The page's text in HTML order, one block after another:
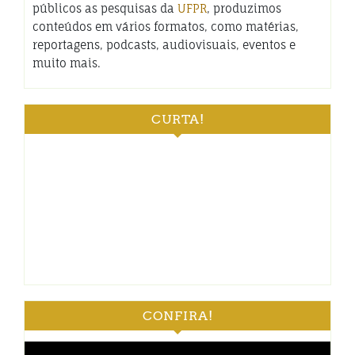
públicos as pesquisas da UFPR, produzimos
conteúdos em vários formatos, como matérias,
reportagens, podcasts, audiovisuais, eventos e
muito mais.
CURTA!
CONFIRA!